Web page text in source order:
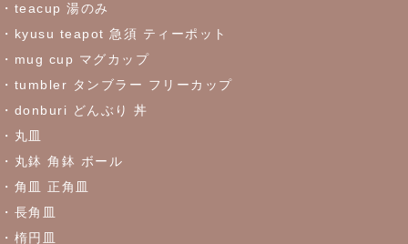
・teacup 湯のみ
・kyusu teapot 急須 ティーポット
・mug cup マグカップ
・tumbler タンブラー フリーカップ
・donburi どんぶり 丼
・丸皿
・丸鉢 角鉢 ボール
・角皿 正角皿
・長角皿
・楕円皿